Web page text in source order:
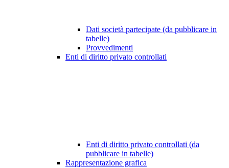
Dati società partecipate (da pubblicare in
tabelle)
Provvedimenti
Enti di diritto privato controllati
Enti di diritto privato controllati (da
pubblicare in tabelle)
Rappresentazione grafica